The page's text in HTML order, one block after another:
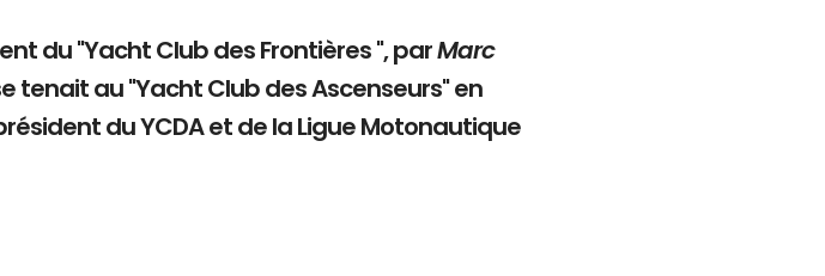
du "Yacht Club des Frontières ", parMarc
tenait au "Yacht Club des Ascenseurs" en
du YCDA et de la Ligue Motonautique